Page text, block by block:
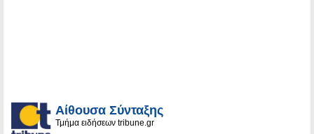
Αίθουσα Σύνταξης
Τμήμα ειδήσεων tribune.gr